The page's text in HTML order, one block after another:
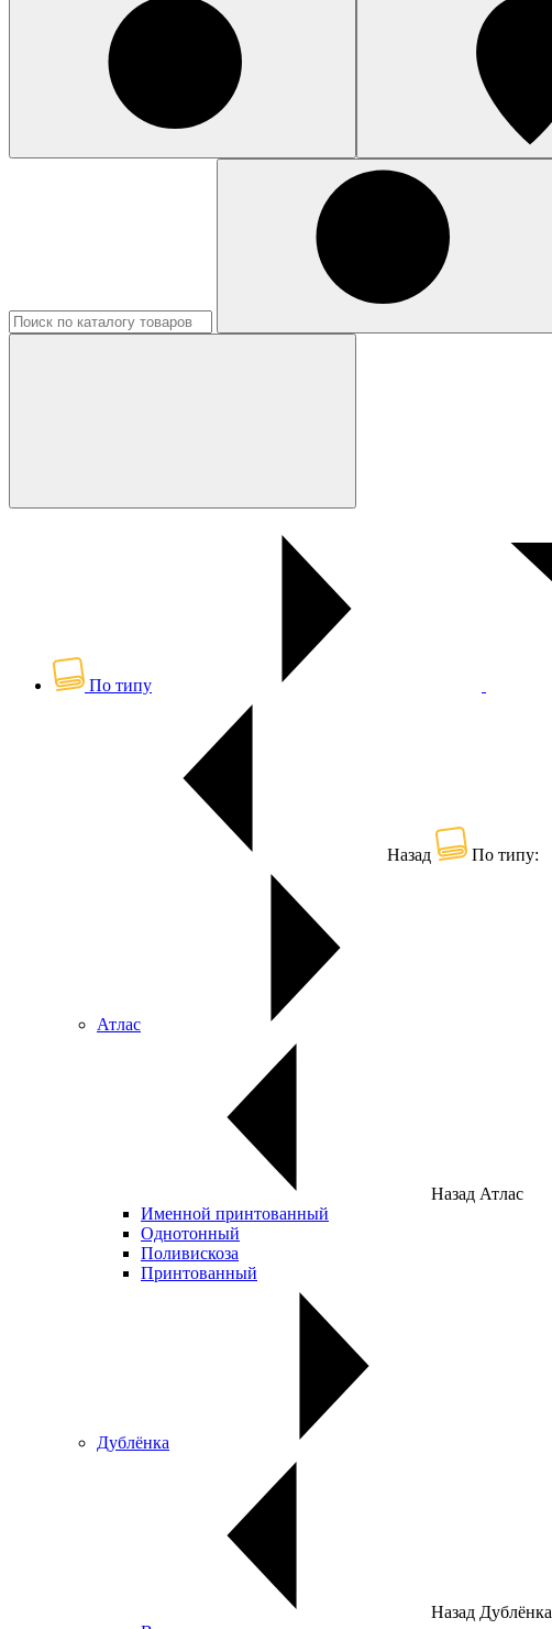
По типу
Назад По типу:
Атлас
Назад Атлас
Именной принтованный
Однотонный
Поливискоза
Принтованный
Дублёнка
Назад Дублёнка